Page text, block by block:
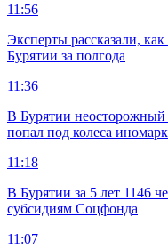
11:56
Эксперты рассказали,
Бурятии за полгода
11:36
В Бурятии неосторожный
попал под колеса
11:18
В Бурятии за 5 лет 1146
субсидиям Соцфонда
11:07